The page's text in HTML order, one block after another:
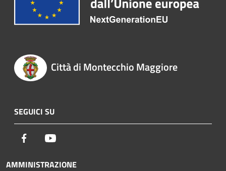
Città di Montecchio Maggiore
SEGUICI SU
Facebook
AMMINISTRAZIONE